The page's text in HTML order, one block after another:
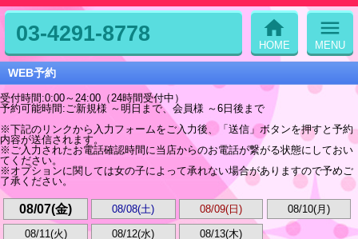
03-4291-8778 home
HOME
menu
MENU
WEB予約
受付時間:0:00～24:00（24時間受付中）
予約可能時間:ご新規様 ～明日まで、会員様 ～6日後まで
※下記のリンクから入力フォームをご入力後、「送信」ボタンを押すと予約
内容が送信されます。
※ご入力されたお電話確認時間に当店からのお電話が繋がる状態にしておい
てください。
※オプションに関しては女の子によって承れない場合がありますので予めご
了承ください。
08/07(金) 08/08(土) 08/09(日) 08/10(月)
08/11(火) 08/12(水) 08/13(木)